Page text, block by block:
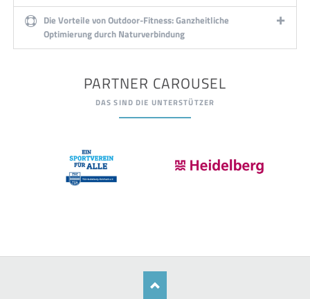
Die Vorteile von Outdoor-Fitness: Ganzheitliche
Optimierung durch Naturverbindung
PARTNER CAROUSEL
DAS SIND DIE UNTERSTÜTZER